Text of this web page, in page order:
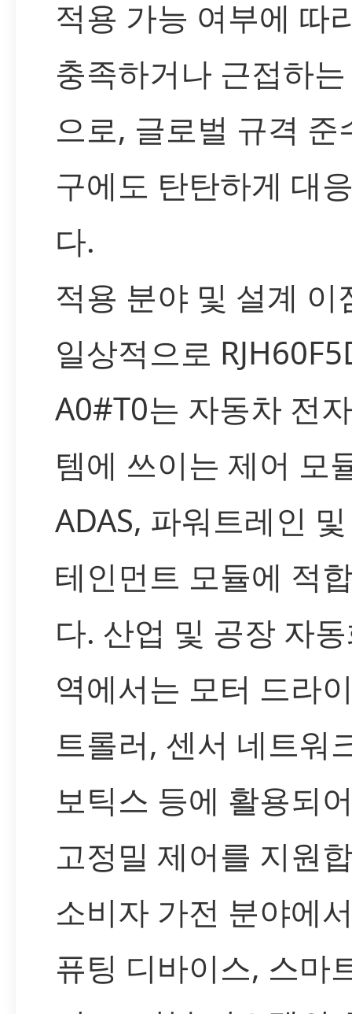
적용 가능 여부에 따
충족하거나 근접하
으로, 글로벌 규격 준
구에도 탄탄하게 대
다.
적용 분야 및 설계 이
일상적으로
A0#T0는 자동차 전
템에 쓰이는 제어 모
ADAS, 파워트레인
테인먼트 모듈에 적
다. 산업 및 공장 자
역에서는 모터 드라
트롤러, 센서 네트워
보틱스 등에 활용되
고정밀 제어를 지원
소비자 가전 분야에
퓨팅 디바이스, 스마